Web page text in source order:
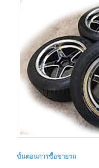
ขั้นตอนการซื้อขายรถ